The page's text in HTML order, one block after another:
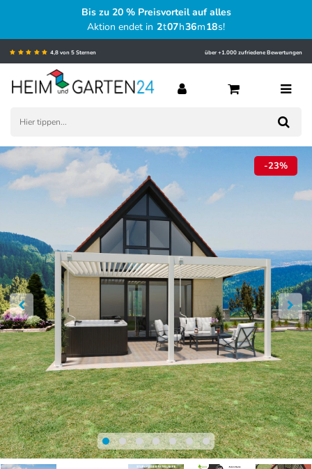
Bis zu 20 % Preisvorteil auf alles
Aktion endet in 2t07h36m17s!
4,8 von 5 Sternen über +1.000 zufriedene Bewertungen
-23%